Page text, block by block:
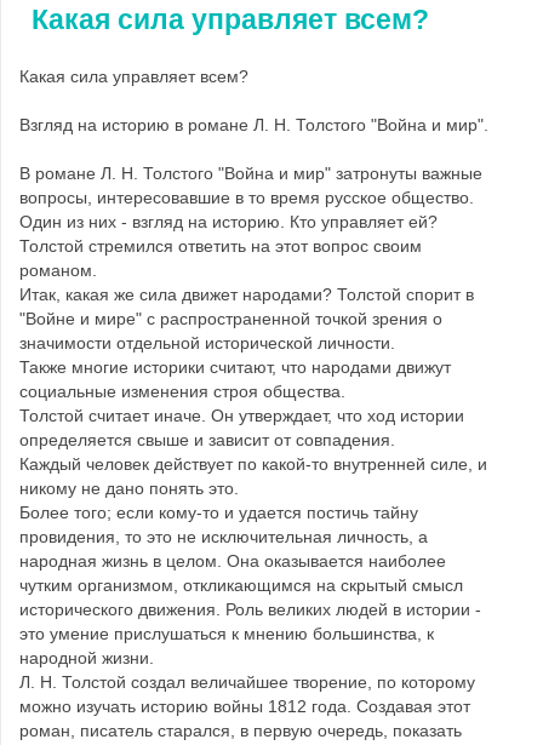
Какая сила управляет всем?
Какая сила управляет всем?
Взгляд на историю в романе Л. H. Толстого "Война и мир".
В романе Л. Н. Толстого "Война и мир" затронуты важные
вопросы, интересовавшие в то время русское общество.
Один из них - взгляд на историю. Кто управляет ей?
Толстой стремился ответить на этот вопрос своим
романом.
Итак, какая же сила движет народами? Толстой спорит в
"Войне и мире" с распространенной точкой зрения о
значимости отдельной исторической личности.
Также многие историки считают, что народами движут
социальные изменения строя общества.
Толстой считает иначе. Он утверждает, что ход истории
определяется свыше и зависит от совпадения.
Каждый человек действует по какой-то внутренней силе, и
никому не дано понять это.
Более того; если кому-то и удается постичь тайну
провидения, то это не исключительная личность, а
народная жизнь в целом. Она оказывается наиболее
чутким организмом, откликающимся на скрытый смысл
исторического движения. Роль великих людей в истории -
это умение прислушаться к мнению большинства, к
народной жизни.
Л. Н. Толстой создал величайшее творение, по которому
можно изучать историю войны 1812 года. Создавая этот
роман, писатель старался, в первую очередь, показать